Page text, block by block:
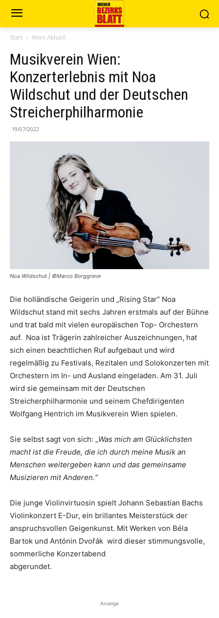
Start Wien Aktuell
Musikverein Wien:
Konzerterlebnis mit Noa
Wildschut und der Deutschen
Streicherphilharmonie
19/07/2022
Noa Wildschut | ©Marco Borggreve
Die holländische Geigerin und „Rising Star“ Noa
Wildschut stand mit sechs Jahren erstmals auf der Bühne
und trat bald mit vielen europäischen Top- Orchestern
auf. Noa ist Trägerin zahlreicher Auszeichnungen, hat
sich einen beachtlichen Ruf aufgebaut und wird
regelmäßig zu Festivals, Rezitalen und Solokonzerten mit
Orchestern im In- und Ausland eingeladen. Am 31. Juli
wird sie gemeinsam mit der Deutschen
Streicherphilharmonie und seinem Chefdirigenten
Wolfgang Hentrich im Musikverein Wien spielen.
Sie selbst sagt von sich: „Was mich am Glücklichsten
macht ist die Freude, die ich durch meine Musik an
Menschen weitergeben kann und das gemeinsame
Musizieren mit Anderen.“
Die junge Violinvirtuosin spielt Johann Sebastian Bachs
Violinkonzert E-Dur, ein brillantes Meisterstück der
anspruchsvollen Geigenkunst. Mit Werken von Béla
Bartok und Antónin Dvořák wird dieser stimmungsvolle,
sommerliche Konzertabend
abgerundet.
Anzeige